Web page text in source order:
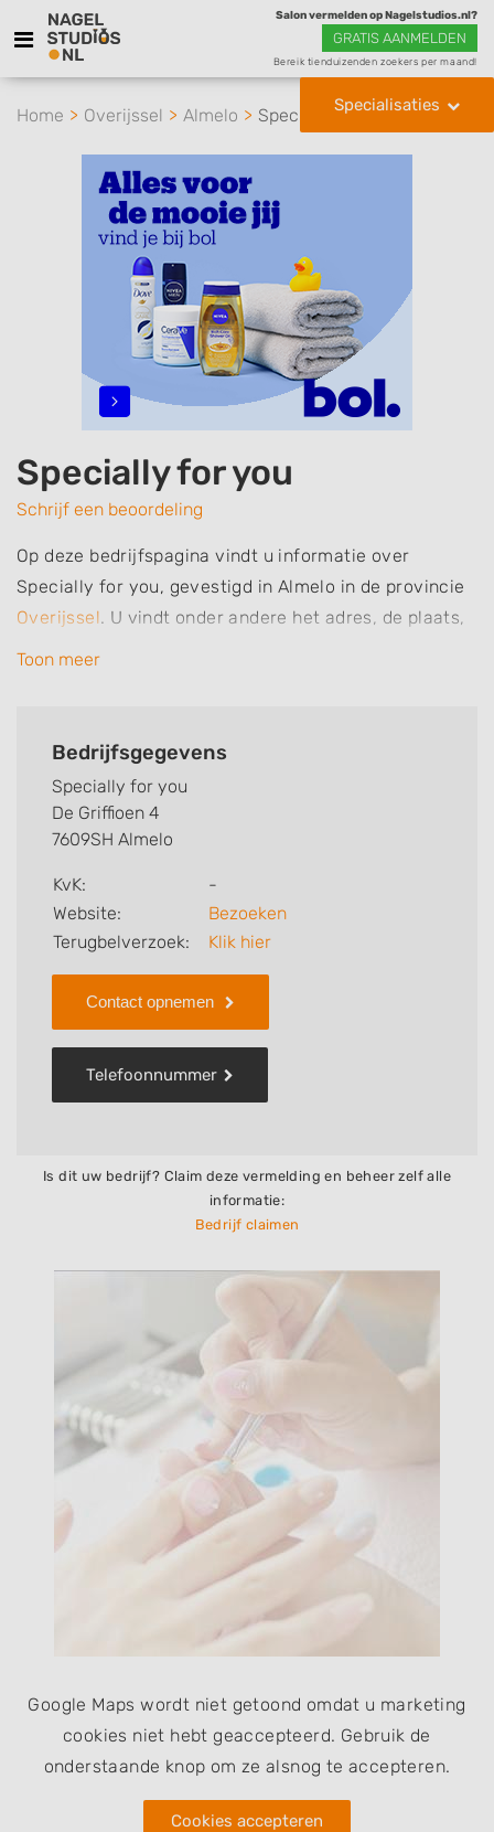
Salon vermelden op Nagelstudios.nl?
GRATIS AANMELDEN
Bereik tienduizenden zoekers per maand!
Specialisaties
Home Overijssel Almelo Specially for you
Specially for you
Schrijf een beoordeling
Op deze bedrijfspagina vindt u informatie over
Specially for you, gevestigd in Almelo in de provincie
Overijssel. U vindt onder andere het adres, de plaats,
het telefoonnummer en openingstijden. Daarnaast
welke behandelingen Specially for you voor u kan
achterlaten.
Zoekt u een andere nagelstudio? Zoek dan in
Toon meer
Bedrijfsgegevens
Specially for you
De Griffioen 4
7609SH Almelo
KvK:
-
Website:
Bezoeken
Terugbelverzoek:
Klik hier
Contact opnemen
Telefoonnummer
Is dit uw bedrijf? Claim deze vermelding en beheer zelf alle
informatie:
Bedrijf claimen
Google Maps wordt niet getoond omdat u marketing
cookies niet hebt geaccepteerd. Gebruik de
onderstaande knop om ze alsnog te accepteren.
Cookies accepteren